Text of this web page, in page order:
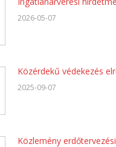
2026-05-07
Közérdekű védekezés
2025-09-07
Közlemény